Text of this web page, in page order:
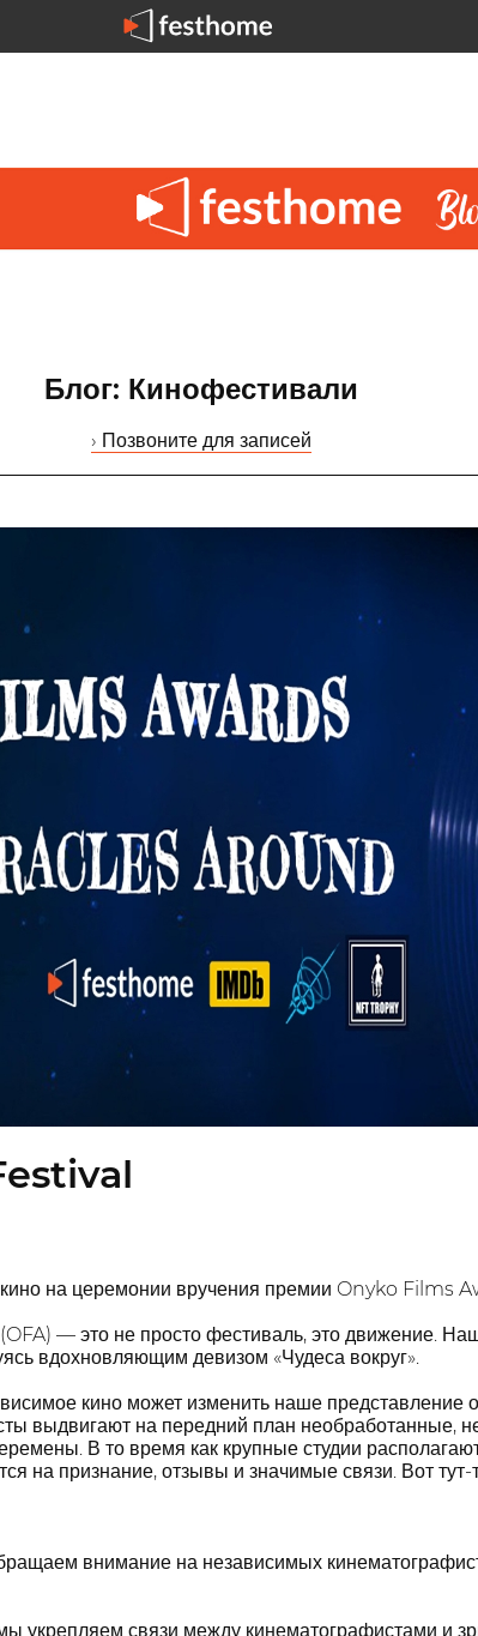
Блог: Кинофестивали
› Позвоните для записей
на церемонии вручения премии Onyko Films
— это не просто фестиваль, это движение.
вдохновляющим девизом «Чудеса вокруг».
кино может изменить наше представление
выдвигают на передний план необработанные,
В то время как крупные студии
на признание, отзывы и значимые связи. Вот тут-
внимание на независимых
укрепляем связи между кинематографистами и